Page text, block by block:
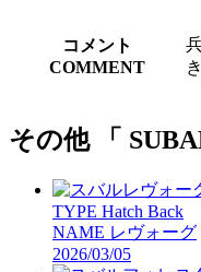
コメント
COMMENT
その他 「
TYPE Hatch Back
NAME レヴォーグ
2026/03/05